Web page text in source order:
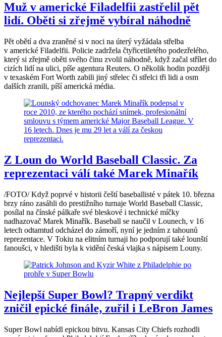
Muž v americké Filadelfii zastřelil pět
lidí. Oběti si zřejmě vybíral náhodně
Pět obětí a dva zraněné si v noci na úterý vyžádala střelba
v americké Filadelfii. Policie zadržela čtyřicetiletého podezřelého,
který si zřejmě oběti svého činu zvolil náhodně, když začal střílet do
cizích lidí na ulici, píše agentura Reuters. O několik hodin později
v texaském Fort Worth zabili jiný střelec či střelci tři lidi a osm
dalších zranili, píší americká média.
Z Loun do World Baseball Classic. Za
reprezentaci válí také Marek Minařík
/FOTO/ Když poprvé v historii čeští baseballisté v pátek 10. března
brzy ráno zasáhli do prestižního turnaje World Baseball Classic,
posílal na čínské pálkaře své bleskové i technické míčky
nadhazovač Marek Minařík. Baseball se naučil v Lounech, v 16
letech odtamtud odcházel do zámoří, nyní je jedním z tahounů
reprezentace. V Tokiu na elitním turnaji ho podporují také lounští
fanoušci, v hledišti byla k vidění česká vlajka s nápisem Louny.
Nejlepší Super Bowl? Trapný verdikt
zničil epické finále, zuřil i LeBron James
Super Bowl nabídl epickou bitvu. Kansas City Chiefs rozhodli